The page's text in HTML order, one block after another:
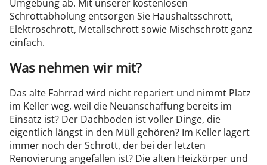
Umgebung ab. Mit unserer kostenlosen
Schrottabholung entsorgen Sie Haushaltsschrott,
Elektroschrott, Metallschrott sowie Mischschrott ganz
einfach.
Was nehmen wir mit?
Das alte Fahrrad wird nicht repariert und nimmt Platz
im Keller weg, weil die Neuanschaffung bereits im
Einsatz ist? Der Dachboden ist voller Dinge, die
eigentlich längst in den Müll gehören? Im Keller lagert
immer noch der Schrott, der bei der letzten
Renovierung angefallen ist? Die alten Heizkörper und